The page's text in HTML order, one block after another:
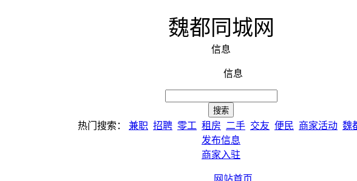
魏都同城网
信息
信息
热门搜索： 兼职 招聘 零工 租房 二手 交友 便民 商家活动 魏
发布信息
商家入驻
网站首页